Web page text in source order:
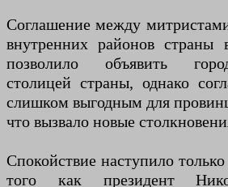
Соглашение между
внутренних районов страны
позволило объявить
столицей страны, однако
слишком выгодным для
что вызвало новые
Спокойствие наступило
того как президент